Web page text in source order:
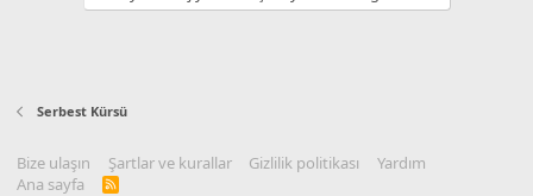
Serbest Kürsü
Bize ulaşın Şartlar ve kurallar Gizlilik politikası
Yardım
Ana sayfa
R